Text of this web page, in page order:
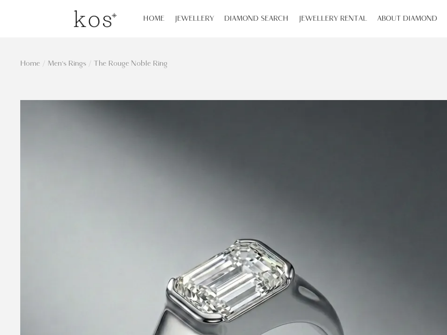
HOME JEWELLERY DIAMOND SEARCH JEWELLERY RENTAL ABOUT DIAMOND
Home / Men's Rings / The Rouge Noble Ring